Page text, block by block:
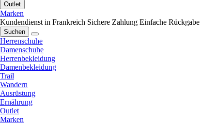
Outlet
Marken
Kundendienst in Frankreich Sichere Zahlung Einfache Rückgabe
Suchen
Herrenschuhe
Damenschuhe
Herrenbekleidung
Damenbekleidung
Trail
Wandern
Ausrüstung
Ernährung
Outlet
Marken